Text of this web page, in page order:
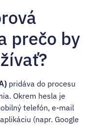
prečo by
pridáva do procesu
Okrem hesla je
telefón, e-mail
(napr. Google